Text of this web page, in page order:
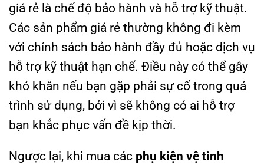
giá rẻ là chế độ bảo hành và hỗ trợ kỹ thuật.
Các sản phẩm giá rẻ thường không đi kèm
với chính sách bảo hành đầy đủ hoặc dịch vụ
hỗ trợ kỹ thuật hạn chế. Điều này có thể gây
khó khăn nếu bạn gặp phải sự cố trong quá
trình sử dụng, bởi vì sẽ không có ai hỗ trợ
bạn khắc phục vấn đề kịp thời.
Ngược lại, khi mua các phụ kiện vệ tinh